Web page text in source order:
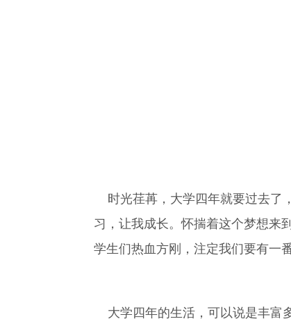
时光荏苒，大学四年就要过去了
习，让我成长。怀揣着这个梦想来
学生们热血方刚，注定我们要有一
大学四年的生活，可以说是丰富